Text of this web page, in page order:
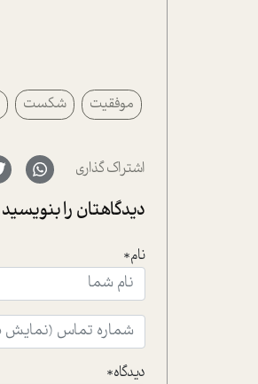
موفقیت شکست
اشتراک گذاری
دیدگاهتان را بنویسید
نام*
دیدگاه*